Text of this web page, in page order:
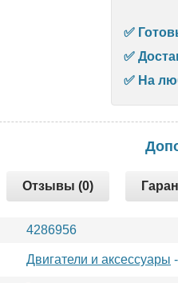
✅
✅
✅ На
Отзывы (0)
4286956
Двигатели и аксессуары -